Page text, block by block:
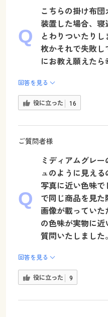
こちらの掛け布
装置した場合、寝
とわりついたり
枚かそれで失敗
にお教え願えたら
回答を見る
役に立った 16
ご質問者様
ミディアムグレ
ュのように見え
写真に近い色味で
で同じ商品を見
画像が載ってい
の色味が実物に近
質問いたしました。
回答を見る
役に立った 9